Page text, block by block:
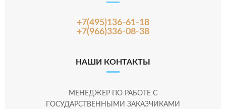
+7(495)136-61-18
+7(966)336-08-38
НАШИ КОНТАКТЫ
МЕНЕДЖЕР ПО РАБОТЕ С
ГОСУДАРСТВЕННЫМИ ЗАКАЗЧИКАМИ